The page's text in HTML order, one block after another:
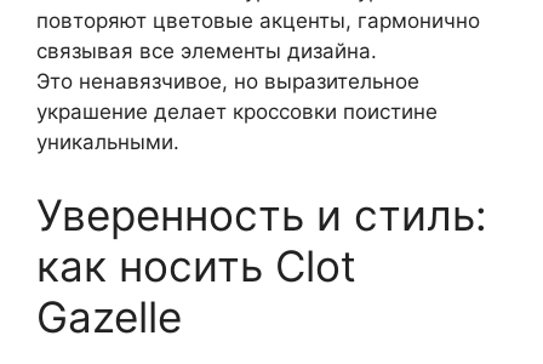
повторяют цветовые акценты, гармонично
связывая все элементы дизайна.
Это ненавязчивое, но выразительное
украшение делает кроссовки поистине
уникальными.
Уверенность и стиль:
как носить Clot
Gazelle